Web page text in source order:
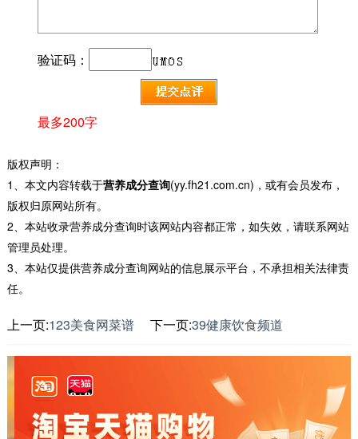
验证码：
最多200字
版权声明：
1、本文内容转载于营养成分查询(yy.fh21.com.cn)，或有会员发布，
版权归原网站所有。
2、本站收录营养成分查询时该网站内容都正常，如失效，请联系网站
管理员处理。
3、本站仅提供营养成分查询网站的信息展示平台，不承担相关法律责
任。
上一页:123美食网菜谱 下一页:39健康饮食频道